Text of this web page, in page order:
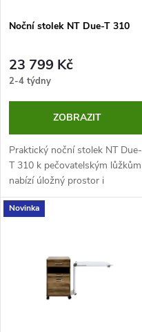
p
r
o
d
u
k
s
p
r
d
u
k
Noční stolek NT Due-T 310
23 799 Kč
2-4 týdny
ZOBRAZIT
Praktický noční stolek NT Due-
T 310 k pečovatelským lůžkům
nabízí úložný prostor i
přehledně řešené zásuvky a
přihrádky pro každodenní
Novinka